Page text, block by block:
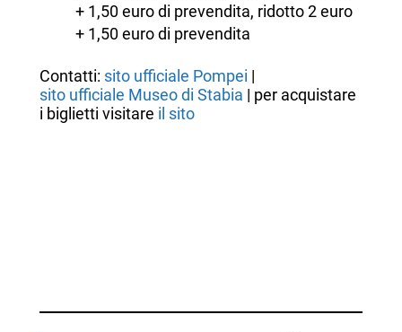
+ 1,50 euro di prevendita, ridotto 2 euro
+ 1,50 euro di prevendita
Contatti: sito ufficiale Pompei |
sito ufficiale Museo di Stabia | per acquistare
i biglietti visitare il sito